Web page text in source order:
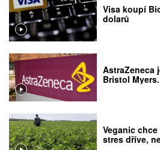
Visa koupí
dolarů
AstraZeneca
Bristol
Veganic
stres dříve,